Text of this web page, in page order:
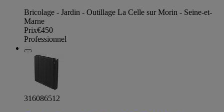
Bricolage - Jardin - Outillage La Celle sur Morin - Seine-et-
Marne
Prix€450
Professionnel
316086512